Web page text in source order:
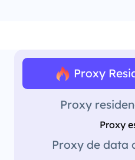
Proxy
Proxy
Proxy
Proxy de data